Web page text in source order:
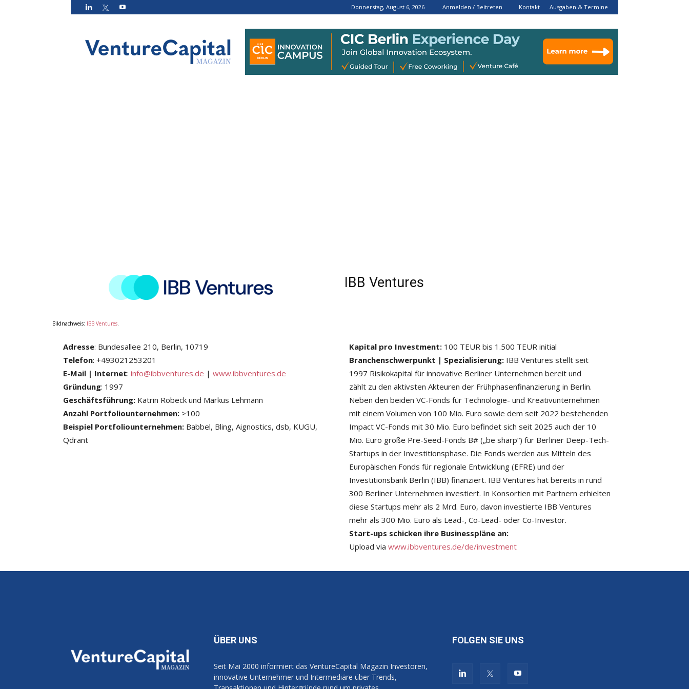
Donnerstag, August 6, 2026 Anmelden / Beitreten Kontakt Ausgaben & Termine
Magazin
IBB Ventures
Bildnachweis: IBB Ventures.
Adresse: Bundesallee 210, Berlin, 10719
Telefon: +493021253201
E-Mail | Internet: info@ibbventures.de | www.ibbventures.de
Gründung: 1997
Geschäftsführung: Katrin Robeck und Markus Lehmann
Anzahl Portfoliounternehmen: >100
Beispiel Portfoliounternehmen: Babbel, Bling, Aignostics, dsb, KUGU,
Qdrant
Kapital pro Investment: 100 TEUR bis 1.500 TEUR initial
Branchenschwerpunkt | Spezialisierung: IBB Ventures stellt seit
1997 Risikokapital für innovative Berliner Unternehmen bereit und
zählt zu den aktivsten Akteuren der Frühphasenfinanzierung in Berlin.
Neben den beiden VC-Fonds für Technologie- und Kreativunternehmen
mit einem Volumen von 100 Mio. Euro sowie dem seit 2022 bestehenden
Impact VC-Fonds mit 30 Mio. Euro befindet sich seit 2025 auch der 10
Mio. Euro große Pre-Seed-Fonds B# („be sharp“) für Berliner Deep-Tech-
Startups in der Investitionsphase. Die Fonds werden aus Mitteln des
Europäischen Fonds für regionale Entwicklung (EFRE) und der
Investitionsbank Berlin (IBB) finanziert. IBB Ventures hat bereits in rund
300 Berliner Unternehmen investiert. In Konsortien mit Partnern erhielten
diese Startups mehr als 2 Mrd. Euro, davon investierte IBB Ventures
mehr als 300 Mio. Euro als Lead-, Co-Lead- oder Co-Investor.
Start-ups schicken ihre Businesspläne an:
Upload via www.ibbventures.de/de/investment
ÜBER UNS
Seit Mai 2000 informiert das VentureCapital Magazin Investoren,
innovative Unternehmer und Intermediäre über Trends,
FOLGEN SIE UNS